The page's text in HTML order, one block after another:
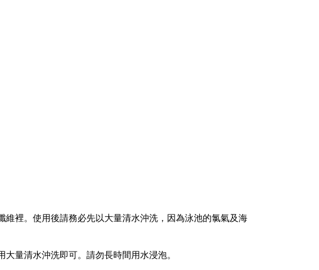
裡。使用後請務必先以大量清水沖洗，因為泳池的氯氣及海
量清水沖洗即可。請勿長時間用水浸泡。